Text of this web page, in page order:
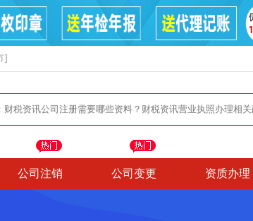
]
公司注销 公司变更 资质办理